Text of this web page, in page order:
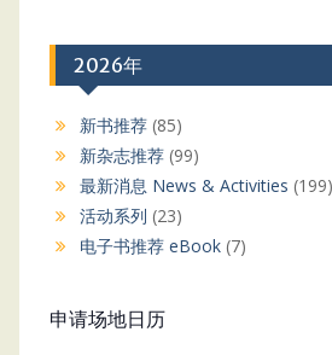
2026年
新书推荐(85)
新杂志推荐(99)
最新消息 News & Activities (199)
活动系列 (23)
电子书推荐 eBook(7)
申请场地日历